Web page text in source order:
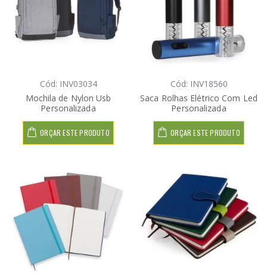
Cód: INV03034
Mochila de Nylon Usb
Personalizada
ORÇAR ESTE PRODUTO
Cód: INV18560
Saca Rolhas Elétrico Com Led
Personalizada
ORÇAR ESTE PRODUTO